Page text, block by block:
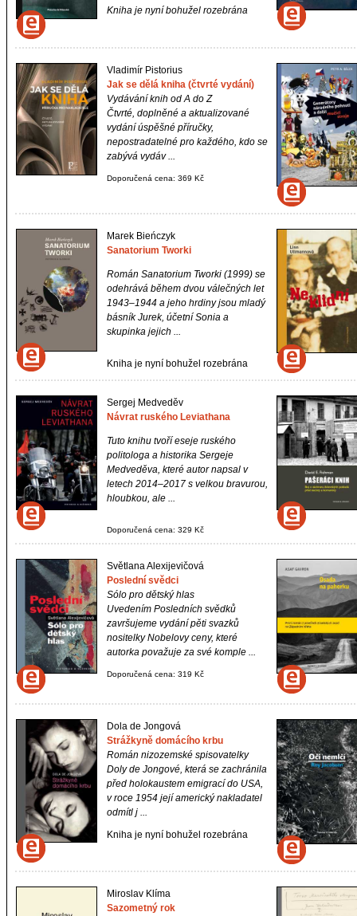
Kniha je nyní bohužel rozebrána
Vladimír Pistorius
Jak se dělá kniha (čtvrté vydání)
Vydávání knih od A do Z
Čtvrté, doplněné a aktualizované
vydání úspěšné příručky,
nepostradatelné pro každého, kdo se
zabývá vydáv ...
Doporučená cena: 369 Kč
Marek Bieńczyk
Sanatorium Tworki
Román Sanatorium Tworki (1999) se
odehrává během dvou válečných let
1943–1944 a jeho hrdiny jsou mladý
básník Jurek, účetní Sonia a
skupinka jejich ...
Kniha je nyní bohužel rozebrána
Sergej Medveděv
Návrat ruského Leviathana
Tuto knihu tvoří eseje ruského
politologa a historika Sergeje
Medveděva, které autor napsal v
letech 2014–2017 s velkou bravurou,
hloubkou, ale ...
Doporučená cena: 329 Kč
Světlana Alexijevičová
Poslední svědci
Sólo pro dětský hlas
Uvedením Posledních svědků
završujeme vydání pěti svazků
nositelky Nobelovy ceny, které
autorka považuje za své komple ...
Doporučená cena: 319 Kč
Dola de Jongová
Strážkyně domácího krbu
Román nizozemské spisovatelky
Doly de Jongové, která se zachránila
před holokaustem emigrací do USA,
v roce 1954 její americký nakladatel
odmítl j ...
Kniha je nyní bohužel rozebrána
Miroslav Klíma
Sazometný rok